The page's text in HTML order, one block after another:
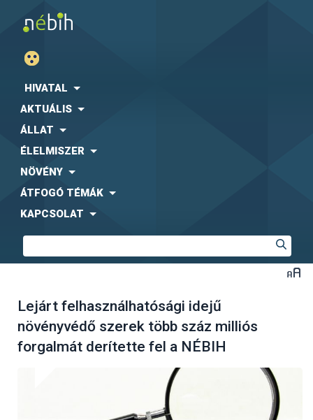
HIVATAL
AKTUÁLIS
ÁLLAT
ÉLELMISZER
NÖVÉNY
ÁTFOGÓ TÉMÁK
KAPCSOLAT
Lejárt felhasználhatósági idejű
növényvédő szerek több száz milliós
forgalmát derítette fel a NÉBIH